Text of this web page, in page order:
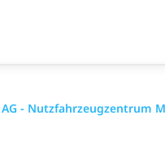
- Nutzfahrzeugzentrum